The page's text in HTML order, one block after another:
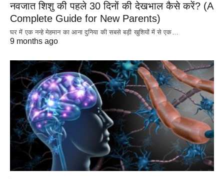
नवजात शिशु की पहले 30 दिनों की देखभाल कैसे करें? (A
Complete Guide for New Parents)
घर में एक नन्हे मेहमान का आना दुनिया की सबसे बड़ी खुशियों में से एक…
9 months ago